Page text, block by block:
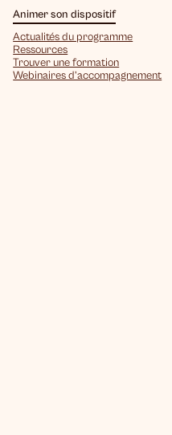
Animer son dispositif
Actualités du programme
Ressources
Trouver une formation
Webinaires d’accompagnement